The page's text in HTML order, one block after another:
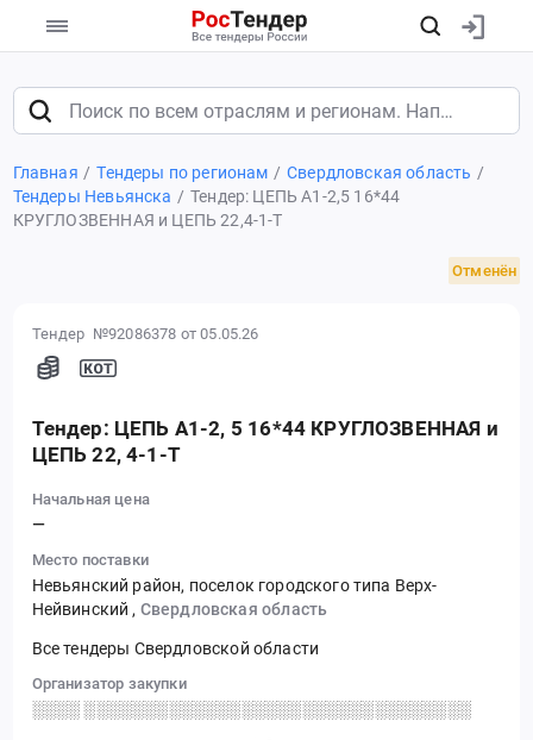
Главная Тендеры по регионам
Свердловская область
Тендеры Невьянска
Тендер: ЦЕПЬ А1-2,5 16*44
КРУГЛОЗВЕННАЯ и ЦЕПЬ 22,4-1-Т
Отменён
Тендер №92086378 от 05.05.26
Тендер: ЦЕПЬ А1-2, 5 16*44 КРУГЛОЗВЕННАЯ и
ЦЕПЬ 22, 4-1-Т
Начальная цена
—
Место поставки
Невьянский район, поселок городского типа Верх-
Нейвинский , Свердловская область
Все тендеры Свердловской области
Организатор закупки
░░░░ ░░░░░░░░░░░░░░░░░░░░░░░░░░░░░░░░